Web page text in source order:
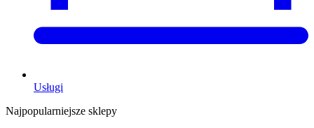
Usługi
Najpopularniejsze sklepy